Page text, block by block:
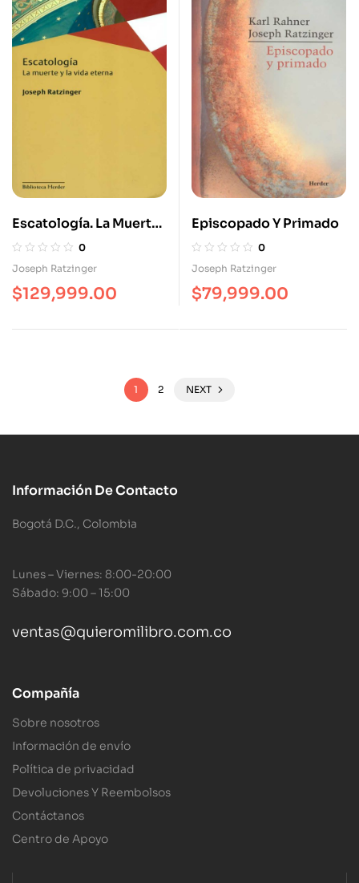
Escatología. La Muerte
Y La Vida Eterna
0
Joseph Ratzinger
$129,999.00
Episcopado Y Primado
0
Joseph Ratzinger
$79,999.00
1 2 NEXT
Información De Contacto
Bogotá D.C., Colombia
Lunes – Viernes: 8:00-20:00
Sábado: 9:00 – 15:00
ventas@quieromilibro.com.co
Compañía
Sobre nosotros
Información de envío
Política de privacidad
Devoluciones Y Reembolsos
Contáctanos
Centro de Apoyo